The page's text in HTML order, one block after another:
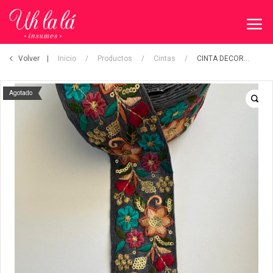
Volver Inicio / Productos / Cintas / CINTA DECORATIVA
Agotado